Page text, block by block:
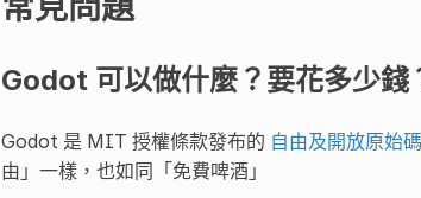
Godot 可以做什麼？要花多少錢
Godot 是 MIT 授權條款發布的 自由及開放原始
由」一樣，也如同「免費啤酒」